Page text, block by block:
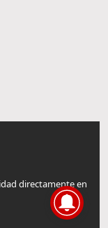
directamente en